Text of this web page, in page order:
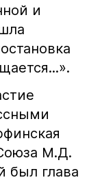
и
М.Д.
был глава